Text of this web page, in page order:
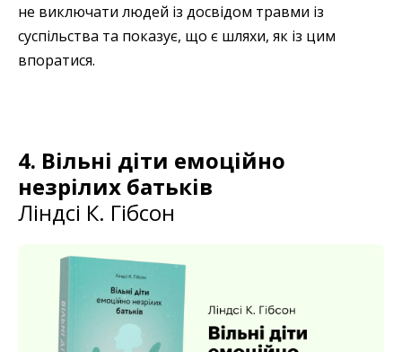
не виключати людей із досвідом травми із
суспільства та показує, що є шляхи, як із цим
впоратися.
4. Вільні діти емоційно
незрілих батьків
Ліндсі К. Гібсон